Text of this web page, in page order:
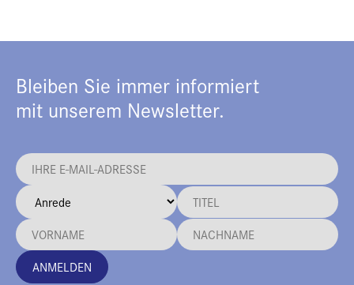
Bleiben Sie immer informiert
mit unserem Newsletter.
ANMELDEN